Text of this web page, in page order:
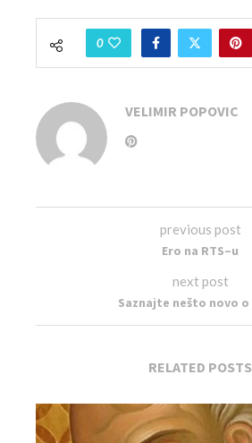
0
VELIMIR POPOVIC
previous post
Ero na RTS–u
next post
Saznajte nešto novo o
RELATED POSTS